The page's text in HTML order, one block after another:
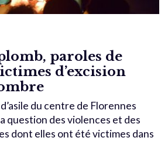
paroles de
d’excision
du centre de Florennes
question des violences et des
dont elles ont été victimes dans